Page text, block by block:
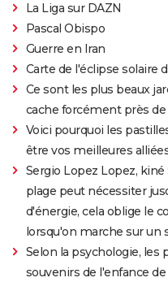
La Liga sur DAZN
Pascal Obispo
Guerre en Iran
Carte de l'éclipse solaire
Ce sont les plus beaux
cache forcément près de
Voici pourquoi les
être vos meilleures
Sergio Lopez Lopez, kiné
plage peut nécessiter
d'énergie, cela oblige le
lorsqu'on marche sur un
Selon la psychologie, les
souvenirs de l'enfance